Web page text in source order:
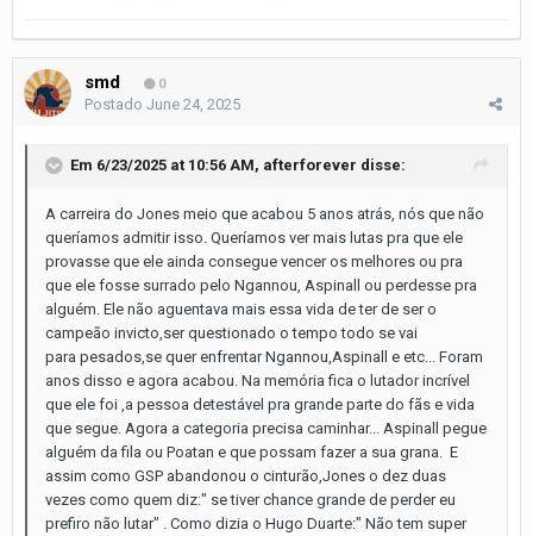
smd 0
Postado June 24, 2025
Em 6/23/2025 at 10:56 AM, afterforever disse:
A carreira do Jones meio que acabou 5 anos atrás, nós que não
queríamos admitir isso. Queríamos ver mais lutas pra que ele
provasse que ele ainda consegue vencer os melhores ou pra
que ele fosse surrado pelo Ngannou, Aspinall ou perdesse pra
alguém. Ele não aguentava mais essa vida de ter de ser o
campeão invicto,ser questionado o tempo todo se vai
para pesados,se quer enfrentar Ngannou,Aspinall e etc... Foram
anos disso e agora acabou. Na memória fica o lutador incrível
que ele foi ,a pessoa detestável pra grande parte do fãs e vida
que segue. Agora a categoria precisa caminhar... Aspinall pegue
alguém da fila ou Poatan e que possam fazer a sua grana. E
assim como GSP abandonou o cinturão,Jones o dez duas
vezes como quem diz:" se tiver chance grande de perder eu
prefiro não lutar" . Como dizia o Hugo Duarte:" Não tem super